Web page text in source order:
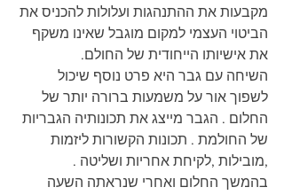
מקבעות את ההתנהגות ועלולות להכניס את
הביטוי העצמי למקום מוגבל שאינו משקף
את אישיותו הייחודית של החולם.
השיחה עם גבר היא פרט נוסף שיכול
לשפוך אור על משמעות ברורה יותר של
החלום . הגבר מייצג את תכונותיה הגבריות
של החולמת . תכונות הקשורות ליזמות
,מובילות ,לקיחת אחריות ושליטה .
בהמשך החלום ואחרי שנראתה השעה